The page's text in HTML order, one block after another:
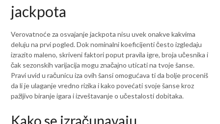
jackpota
Verovatnoće za osvajanje jackpota nisu uvek onakve kakvima
deluju na prvi pogled. Dok nominalni koeficijenti često izgledaju
izrazito maleno, skriveni faktori poput pravila igre, broja učesnika i
čak sezonskih varijacija mogu značajno uticati na tvoje šanse.
Pravi uvid u računicu iza ovih šansi omogućava ti da bolje proceniš
da li je ulaganje vredno rizika i kako povećati svoje šanse kroz
pažljivo biranje igara i izveštavanje o učestalosti dobitaka.
Kako se izračunavaju